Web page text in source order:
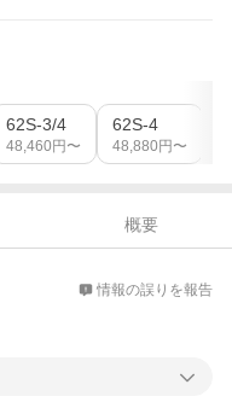
62S-3/4
48,460 円〜
62S-4
48,880 円〜
概要
情報の誤りを報告